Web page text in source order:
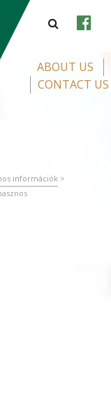
ABOUT US
CONTACT US
információk >